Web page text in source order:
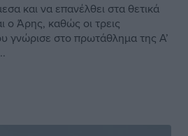
και να επανέλθει στα θετικά
ο Άρης, καθώς οι τρεις
γνώρισε στο πρωτάθλημα της Α’